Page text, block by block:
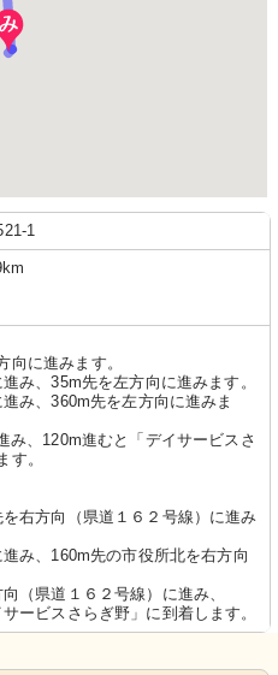
1
向に進みます。
み、35m先を左方向に進みます。
み、360m先を左方向に進みま
み、120m進むと「デイサービスさ
す。
右方向（県道１６２号線）に進み
み、160m先の市役所北を右方向
（県道１６２号線）に進み、
ービスさらぎ野」に到着します。